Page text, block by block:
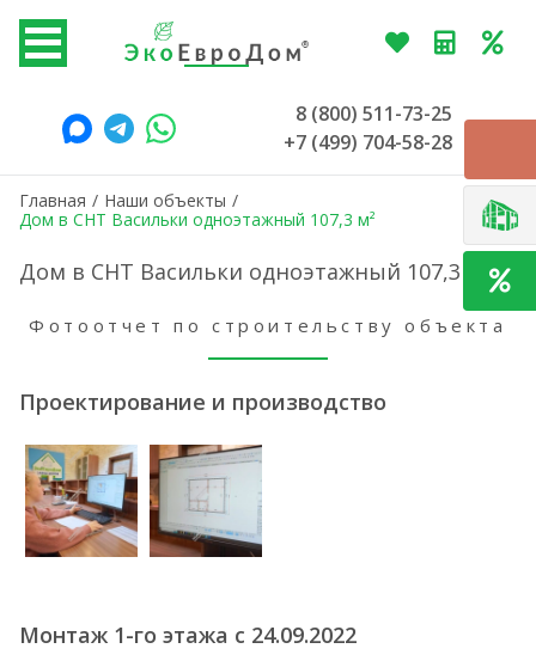
8 (800) 511-73-25
+7 (499) 704-58-28
Главная / Наши объекты /
Дом в СНТ Васильки одноэтажный 107,3 м²
Дом в СНТ Васильки одноэтажный 107,3 м²
Фотоотчет по строительству объекта
Проектирование и производство
Монтаж 1-го этажа с 24.09.2022